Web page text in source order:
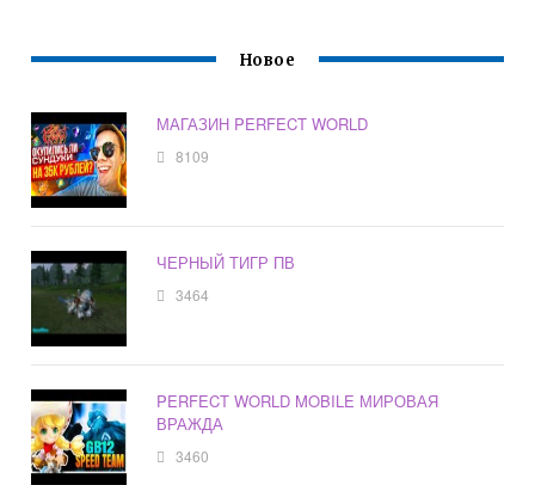
Новое
МАГАЗИН PERFECT WORLD
8109
ЧЕРНЫЙ ТИГР ПВ
3464
PERFECT WORLD MOBILE МИРОВАЯ
ВРАЖДА
3460